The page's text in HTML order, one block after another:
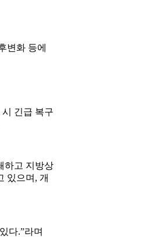
변화 등에
긴급 복구
하고 지방상
있으며, 개
다.”라며